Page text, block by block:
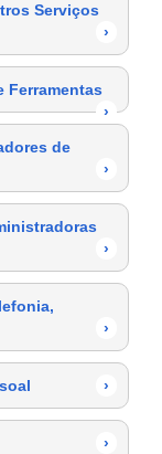
Serviços
›
Ferramentas
›
de
›
›
›
›
›